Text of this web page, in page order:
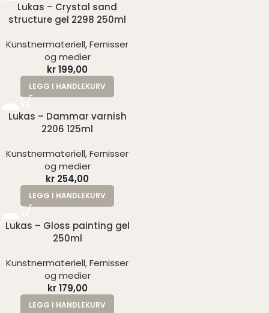
Lukas – Crystal sand
structure gel 2298 250ml
Kunstnermateriell,Fernisser
og medier
kr199,00
LEGG I HANDLEKURV
Lukas – Dammar varnish
2206 125ml
Kunstnermateriell,Fernisser
og medier
kr 254,00
LEGG I HANDLEKURV
Lukas – Gloss painting gel
250ml
Kunstnermateriell,Fernisser
og medier
kr179,00
LEGG I HANDLEKURV